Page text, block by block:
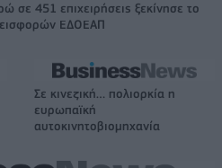
σε 451 επιχειρήσεις ξεκίνησε το
ΕΔΟΕΑΠ
Σε κινεζική… πολιορκία η
ευρωπαϊκή
αυτοκινητοβιομηχανία